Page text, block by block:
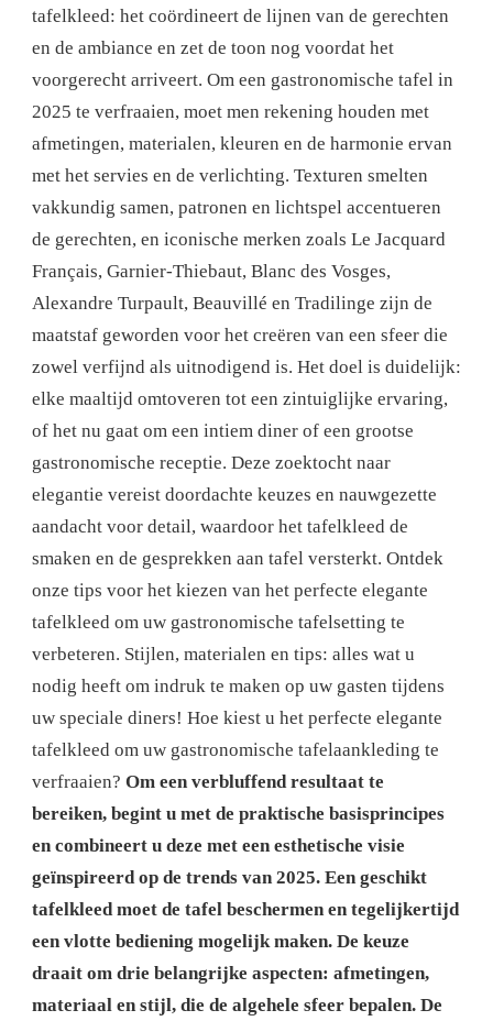
TAFELKLEED
UW
GASTRONOMISCHE
TE
VERFRAAIEN?
tafelkleed: het coördineert de lijnen van de gerechten
en de ambiance en zet de toon nog voordat het
voorgerecht arriveert. Om een ​​gastronomische tafel in
2025 te verfraaien, moet men rekening houden met
afmetingen, materialen, kleuren en de harmonie ervan
met het servies en de verlichting. Texturen smelten
vakkundig samen, patronen en lichtspel accentueren
de gerechten, en iconische merken zoals Le Jacquard
Français, Garnier-Thiebaut, Blanc des Vosges,
Alexandre Turpault, Beauvillé en Tradilinge zijn de
maatstaf geworden voor het creëren van een sfeer die
zowel verfijnd als uitnodigend is. Het doel is duidelijk:
elke maaltijd omtoveren tot een zintuiglijke ervaring,
of het nu gaat om een ​​intiem diner of een grootse
gastronomische receptie. Deze zoektocht naar
elegantie vereist doordachte keuzes en nauwgezette
aandacht voor detail, waardoor het tafelkleed de
smaken en de gesprekken aan tafel versterkt. Ontdek
onze tips voor het kiezen van het perfecte elegante
tafelkleed om uw gastronomische tafelsetting te
verbeteren. Stijlen, materialen en tips: alles wat u
nodig heeft om indruk te maken op uw gasten tijdens
uw speciale diners! Hoe kiest u het perfecte elegante
tafelkleed om uw gastronomische tafelaankleding te
verfraaien? Om een ​​verbluffend resultaat te
bereiken, begint u met de praktische basisprincipes
en combineert u deze met een esthetische visie
geïnspireerd op de trends van 2025. Een geschikt
tafelkleed moet de tafel beschermen en tegelijkertijd
een vlotte bediening mogelijk maken. De keuze
draait om drie belangrijke aspecten: afmetingen,
materiaal en stijl, die de algehele sfeer bepalen. De